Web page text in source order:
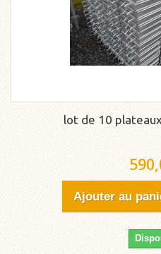
lot de 10
Ajouter au